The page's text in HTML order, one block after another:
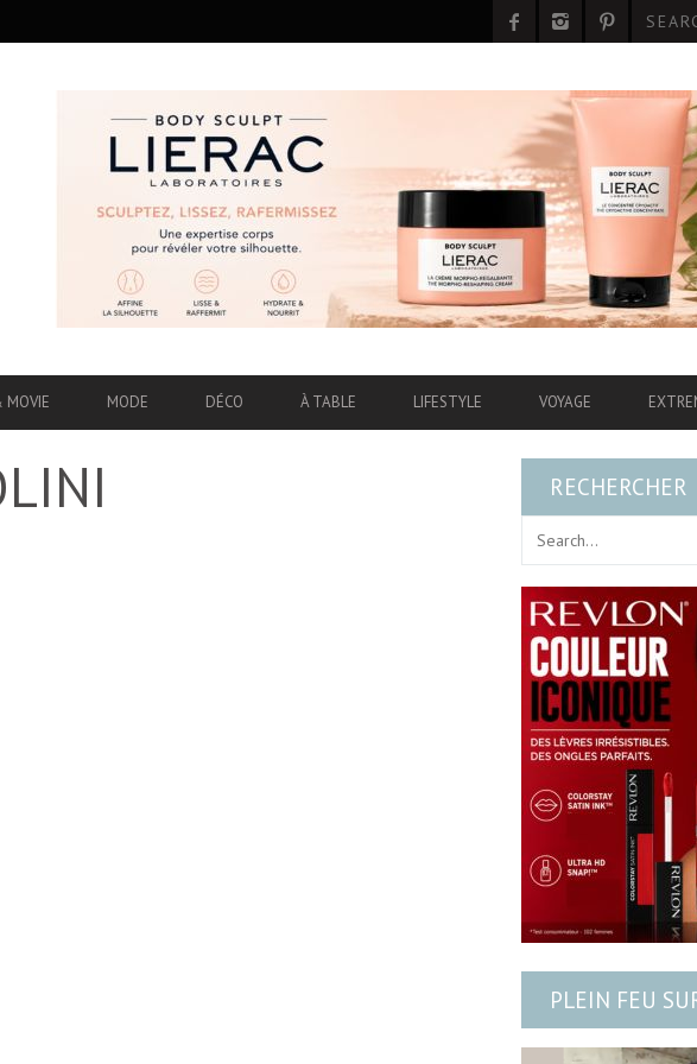
MOVIE MODE DÉCO À TABLE LIFESTYLE VOYAGE
RECHERCHER
PLEIN FEU